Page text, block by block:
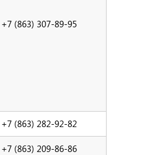
+7 (863) 307-89-95
+7 (863) 282-92-82
+7 (863) 209-86-86